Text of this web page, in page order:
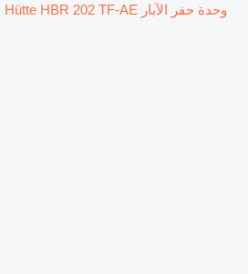
وحدة حفر الآبار Hütte HBR 202 TF-AE